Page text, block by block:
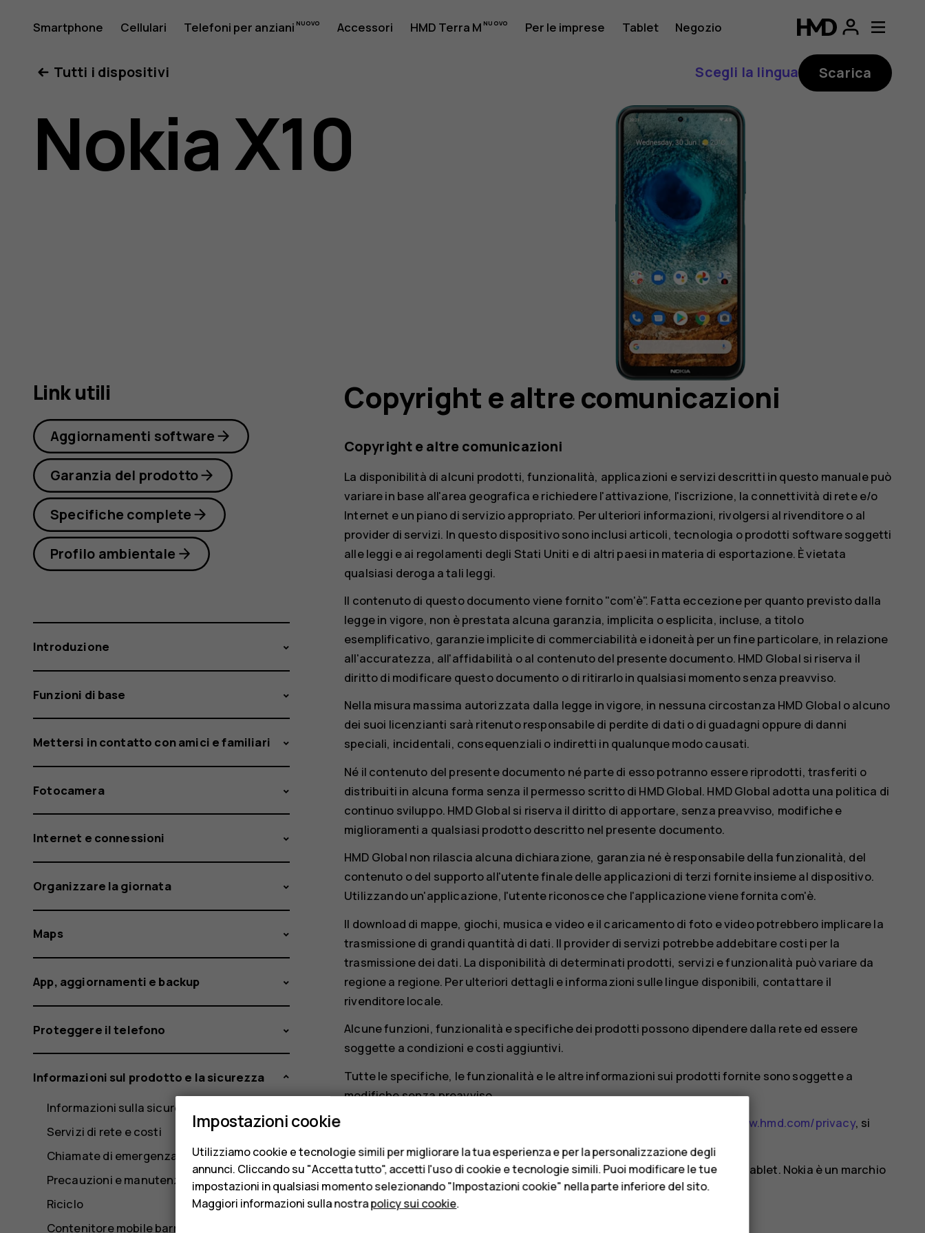
Manuale
d'uso
del
Smartphone Cellulari Telefoni per anziani Accessori HMD Terra M Per le imprese Tablet Negozio
Tutti i dispositivi
Scegli la lingua Scarica
Nokia X10
Copyright e altre comunicazioni
Copyright e altre comunicazioni
La disponibilità di alcuni prodotti, funzionalità, applicazioni e servizi descritti in questo manuale può
variare in base all'area geografica e richiedere l'attivazione, l'iscrizione, la connettività di rete e/o
Internet e un piano di servizio appropriato. Per ulteriori informazioni, rivolgersi al rivenditore o al
provider di servizi. In questo dispositivo sono inclusi articoli, tecnologia o prodotti software soggetti
alle leggi e ai regolamenti degli Stati Uniti e di altri paesi in materia di esportazione. È vietata
qualsiasi deroga a tali leggi.
Il contenuto di questo documento viene fornito "com'è". Fatta eccezione per quanto previsto dalla
legge in vigore, non è prestata alcuna garanzia, implicita o esplicita, incluse, a titolo
esemplificativo, garanzie implicite di commerciabilità e idoneità per un fine particolare, in relazione
all'accuratezza, all'affidabilità o al contenuto del presente documento. HMD Global si riserva il
diritto di modificare questo documento o di ritirarlo in qualsiasi momento senza preavviso.
Nella misura massima autorizzata dalla legge in vigore, in nessuna circostanza HMD Global o alcuno
dei suoi licenzianti sarà ritenuto responsabile di perdite di dati o di guadagni oppure di danni
speciali, incidentali, consequenziali o indiretti in qualunque modo causati.
Né il contenuto del presente documento né parte di esso potranno essere riprodotti, trasferiti o
distribuiti in alcuna forma senza il permesso scritto di HMD Global. HMD Global adotta una politica di
continuo sviluppo. HMD Global si riserva il diritto di apportare, senza preavviso, modifiche e
miglioramenti a qualsiasi prodotto descritto nel presente documento.
HMD Global non rilascia alcuna dichiarazione, garanzia né è responsabile della funzionalità, del
contenuto o del supporto all'utente finale delle applicazioni di terzi fornite insieme al dispositivo.
Utilizzando un'applicazione, l'utente riconosce che l'applicazione viene fornita com'è.
Il download di mappe, giochi, musica e video e il caricamento di foto e video potrebbero implicare la
trasmissione di grandi quantità di dati. Il provider di servizi potrebbe addebitare costi per la
trasmissione dei dati. La disponibilità di determinati prodotti, servizi e funzionalità può variare da
regione a regione. Per ulteriori dettagli e informazioni sulle lingue disponibili, contattare il
rivenditore locale.
Alcune funzioni, funzionalità e specifiche dei prodotti possono dipendere dalla rete ed essere
soggette a condizioni e costi aggiuntivi.
Tutte le specifiche, le funzionalità e le altre informazioni sui prodotti fornite sono soggette a
modifiche senza preavviso.
http://www.hmd.com/privacy, si
HMD Global Oy è il licenziatario esclusivo del marchio Nokia per telefoni e tablet. Nokia è un marchio
registrato di Nokia Corporation.
Link utili
Aggiornamenti software
Garanzia del prodotto
Specifiche complete
Profilo ambientale
Introduzione
Funzioni di base
Mettersi in contatto con amici e familiari
Fotocamera
Internet e connessioni
Organizzare la giornata
Maps
App, aggiornamenti e backup
Proteggere il telefono
Informazioni sul prodotto e la sicurezza
Informazioni sulla sicurezza
Servizi di rete e costi
Chiamate di emergenza
Precauzioni e manutenzione del dispositivo
Riciclo
Contenitore mobile barrato
Impostazioni cookie
Utilizziamo cookie e tecnologie simili per migliorare la tua esperienza e per la personalizzazione degli
annunci. Cliccando su "Accetta tutto", accetti l'uso di cookie e tecnologie simili. Puoi modificare le tue
impostazioni in qualsiasi momento selezionando "Impostazioni cookie" nella parte inferiore del sito.
Maggiori informazioni sulla nostrapolicy sui cookie.